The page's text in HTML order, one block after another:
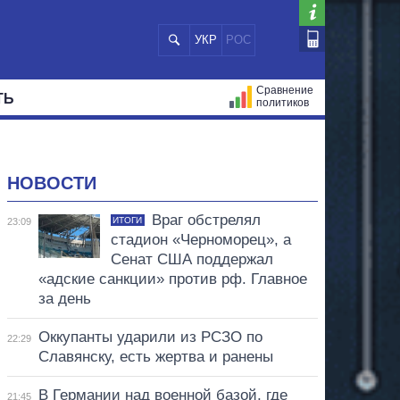
УКР РОС
Сравнение
политиков
НОВОСТИ
23:09 ИТОГИ
Враг обстрелял
стадион «Черноморец», а
Сенат США поддержал
«адские санкции» против рф. Главное
за день
22:29
Оккупанты ударили из РСЗО по
Славянску, есть жертва и ранены
21:45
В Германии над военной базой, где